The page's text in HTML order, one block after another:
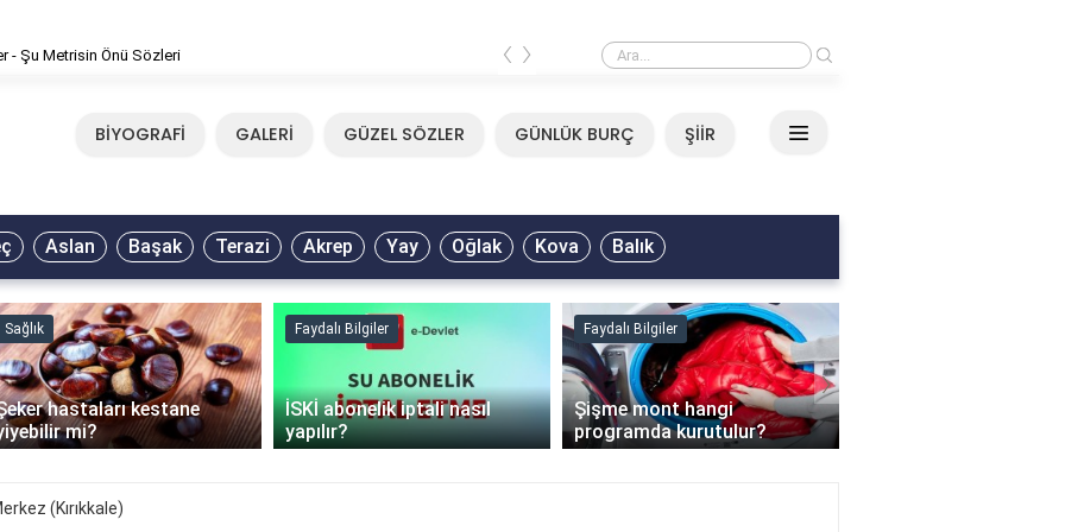
- Şu Metrisin Önü Sözleri Mirkelam - Tavla Sözleri
‹ ›
BİYOGRAFİ GALERİ GÜZEL SÖZLER GÜNLÜK BURÇ ŞİİR
Aslan Başak Terazi Akrep Yay Oğlak Kova Balık
Sağlık
hastaları kestane
mi?
Faydalı Bilgiler
İSKİ abonelik iptali nasıl
yapılır?
Faydalı Bilgiler
Şişme mont hangi
programda kurutulur?
›
(Kırıkkale)